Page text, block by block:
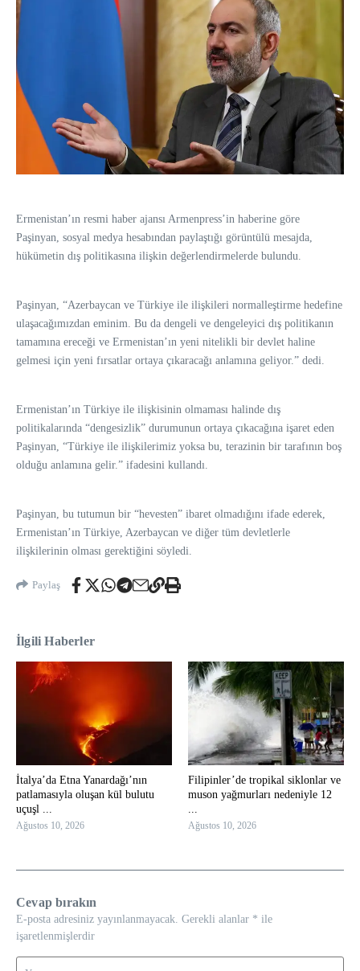
Ermenistan’ın resmi haber ajansı Armenpress’in haberine göre
Paşinyan, sosyal medya hesabından paylaştığı görüntülü mesajda,
hükümetin dış politikasına ilişkin değerlendirmelerde bulundu.
Paşinyan, “Azerbaycan ve Türkiye ile ilişkileri normalleştirme hedefine
ulaşacağımızdan eminim. Bu da dengeli ve dengeleyici dış politikanın
tamamına ereceği ve Ermenistan’ın yeni nitelikli bir devlet haline
gelmesi için yeni fırsatlar ortaya çıkaracağı anlamına geliyor.” dedi.
Ermenistan’ın Türkiye ile ilişkisinin olmaması halinde dış
politikalarında “dengesizlik” durumunun ortaya çıkacağına işaret eden
Paşinyan, “Türkiye ile ilişkilerimiz yoksa bu, terazinin bir tarafının boş
olduğu anlamına gelir.” ifadesini kullandı.
Paşinyan, bu tutumun bir “hevesten” ibaret olmadığını ifade ederek,
Ermenistan’ın Türkiye, Azerbaycan ve diğer tüm devletlerle
ilişkilerinin olması gerektiğini söyledi.
Paylaş
İlgili Haberler
İtalya’da Etna Yanardağı’nın
patlamasıyla oluşan kül bulutu
uçuşl ...
Ağustos 10, 2026
Filipinler’de tropikal siklonlar ve
muson yağmurları nedeniyle 12
Ağustos 10, 2026
Cevap bırakın
E-posta adresiniz yayınlanmayacak. Gerekli alanlar * ile
işaretlenmişlerdir